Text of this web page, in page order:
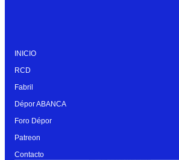
INICIO
RCD
Fabril
Dépor ABANCA
Foro Dépor
Patreon
Contacto